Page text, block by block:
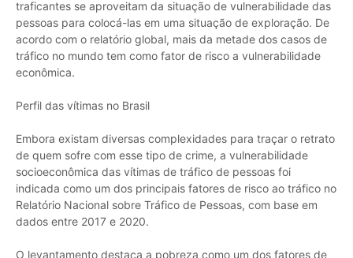
traficantes se aproveitam da situação de vulnerabilidade das
pessoas para colocá-las em uma situação de exploração. De
acordo com o relatório global, mais da metade dos casos de
tráfico no mundo tem como fator de risco a vulnerabilidade
econômica.
Perfil das vítimas no Brasil
Embora existam diversas complexidades para traçar o retrato
de quem sofre com esse tipo de crime, a vulnerabilidade
socioeconômica das vítimas de tráfico de pessoas foi
indicada como um dos principais fatores de risco ao tráfico no
Relatório Nacional sobre Tráfico de Pessoas, com base em
dados entre 2017 e 2020.
O levantamento destaca a pobreza como um dos fatores de